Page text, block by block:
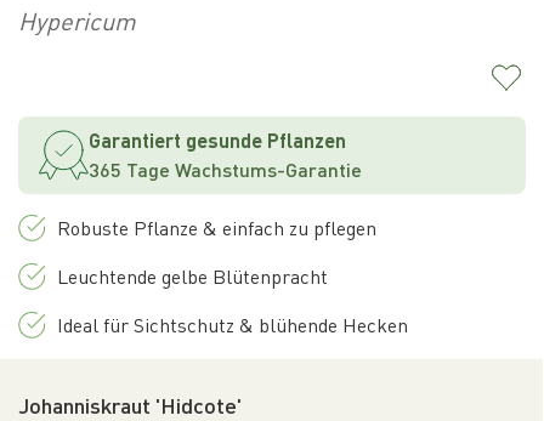
Hypericum
Garantiert gesunde Pflanzen
365 Tage Wachstums-Garantie
Robuste Pflanze & einfach zu pflegen
Leuchtende gelbe Blütenpracht
Ideal für Sichtschutz & blühende Hecken
Johanniskraut 'Hidcote'